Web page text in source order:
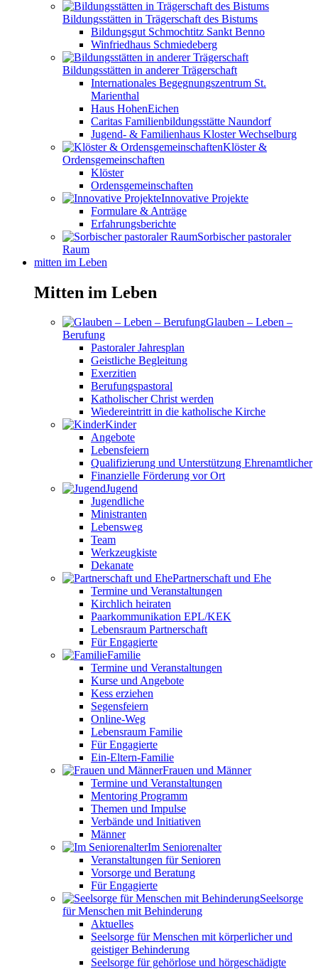
Bildungsstätten in Trägerschaft des Bistums
Bildungsgut Schmochtitz Sankt Benno
Winfriedhaus Schmiedeberg
Bildungsstätten in anderer Trägerschaft
Internationales Begegnungszentrum St.
Marienthal
Haus HohenEichen
Caritas Familienbildungsstätte Naundorf
Jugend- & Familienhaus Kloster Wechselburg
Klöster &
Ordensgemeinschaften
Klöster
Ordensgemeinschaften
Innovative Projekte
Formulare & Anträge
Erfahrungsberichte
Sorbischer pastoraler
Raum
mitten im Leben
Mitten im Leben
Glauben – Leben –
Berufung
Pastoraler Jahresplan
Geistliche Begleitung
Exerzitien
Berufungspastoral
Katholischer Christ werden
Wiedereintritt in die katholische Kirche
Kinder
Angebote
Lebensfeiern
Qualifizierung und Unterstützung Ehrenamtlicher
Finanzielle Förderung vor Ort
Jugend
Jugendliche
Ministranten
Lebensweg
Team
Werkzeugkiste
Dekanate
Partnerschaft und Ehe
Termine und Veranstaltungen
Kirchlich heiraten
Paarkommunikation EPL/KEK
Lebensraum Partnerschaft
Für Engagierte
Familie
Termine und Veranstaltungen
Kurse und Angebote
Kess erziehen
Segensfeiern
Online-Weg
Lebensraum Familie
Für Engagierte
Ein-Eltern-Familie
Frauen und Männer
Termine und Veranstaltungen
Mentoring Programm
Themen und Impulse
Verbände und Initiativen
Männer
Im Seniorenalter
Veranstaltungen für Senioren
Vorsorge und Beratung
Für Engagierte
Seelsorge
für Menschen mit Behinderung
Aktuelles
Seelsorge für Menschen mit körperlicher und
geistiger Behinderung
Seelsorge für gehörlose und hörgeschädigte